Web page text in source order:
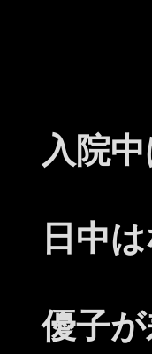
入院中
日中は
優子が